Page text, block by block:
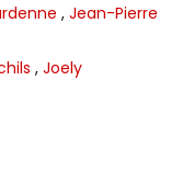
, Jean-Pierre
, Joely